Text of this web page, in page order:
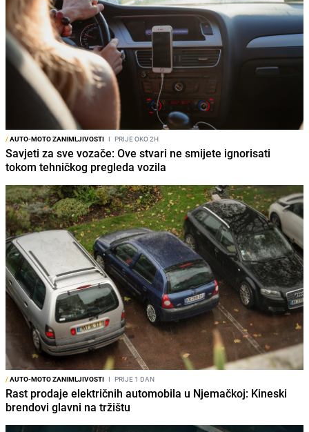
/AUTO-MOTO ZANIMLJIVOSTI I PRIJE OKO 2H
Savjeti za sve vozače: Ove stvari ne smijete ignorisati
tokom tehničkog pregleda vozila
/AUTO-MOTO ZANIMLJIVOSTI I PRIJE 1 DAN
Rast prodaje električnih automobila u Njemačkoj: Kineski
brendovi glavni na tržištu